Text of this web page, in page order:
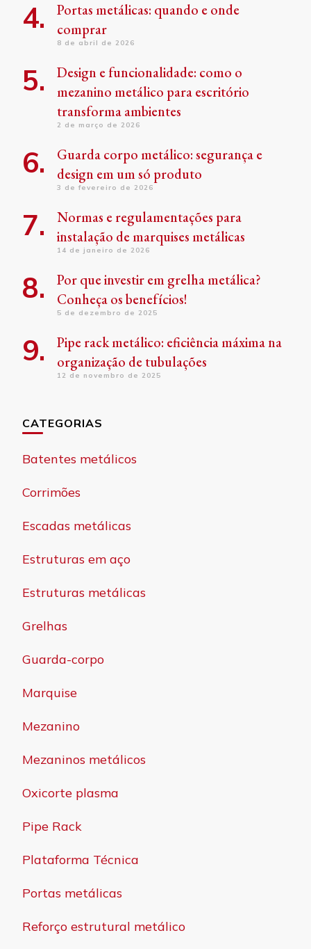
Portas metálicas: quando e onde
comprar
8 de abril de 2026
Design e funcionalidade: como o
mezanino metálico para escritório
transforma ambientes
2 de março de 2026
Guarda corpo metálico: segurança e
design em um só produto
3 de fevereiro de 2026
Normas e regulamentações para
instalação de marquises metálicas
14 de janeiro de 2026
Por que investir em grelha metálica?
Conheça os benefícios!
5 de dezembro de 2025
Pipe rack metálico: eficiência máxima na
organização de tubulações
12 de novembro de 2025
CATEGORIAS
Batentes metálicos
Corrimões
Escadas metálicas
Estruturas em aço
Estruturas metálicas
Grelhas
Guarda-corpo
Marquise
Mezanino
Mezaninos metálicos
Oxicorte plasma
Pipe Rack
Plataforma Técnica
Portas metálicas
Reforço estrutural metálico